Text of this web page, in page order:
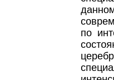
по